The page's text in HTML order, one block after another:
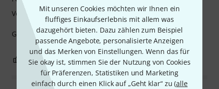
Mit unseren Cookies möchten wir Ihnen ein
fluffiges Einkaufserlebnis mit allem was
dazugehört bieten. Dazu zählen zum Beispiel
passende Angebote, personalisierte Anzeigen
und das Merken von Einstellungen. Wenn das für
Sie okay ist, stimmen Sie der Nutzung von Cookies
für Präferenzen, Statistiken und Marketing
einfach durch einen Klick auf „Geht klar“ zu (alle
Guter Adapter auf den Cans.
Verarbeitung
0 BEWERTUNG MELDEN